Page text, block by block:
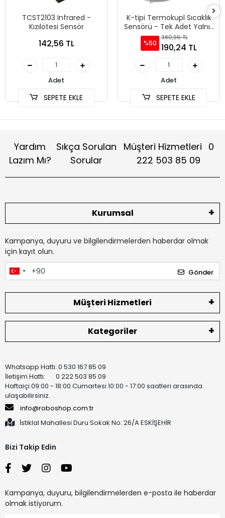
TCST2103 Infrared -
Kızılötesi Sensör
142,56 TL
Adet
SEPETE EKLE
K-tipi Termokupl Sıcaklık
Sensörü - Tek Adet Yalnız
Sensör
%50
380,96 TL
190,24 TL
Adet
SEPETE EKLE
Yardım
Lazım Mı?
Sıkça Sorulan
Sorular
Müşteri Hizmetleri 0
222 503 85 09
Kurumsal
Kampanya, duyuru ve bilgilendirmelerden haberdar olmak
için kayıt olun.
Gönder
Müşteri Hizmetleri
Kategoriler
Whatsapp Hattı: 0 530 167 85 09
İletişim Hattı: 0 222 503 85 09
Haftaiçi 09:00 - 18:00 Cumartesi 10:00 - 17:00 saatleri arasında
ulaşabilirsiniz.
info@roboshop.com.tr
İstiklal Mahallesi Duru Sokak No: 26/A ESKİŞEHİR
Bizi Takip Edin
Kampanya, duyuru, bilgilendirmelerden e-posta ile haberdar
olmak istiyorum.